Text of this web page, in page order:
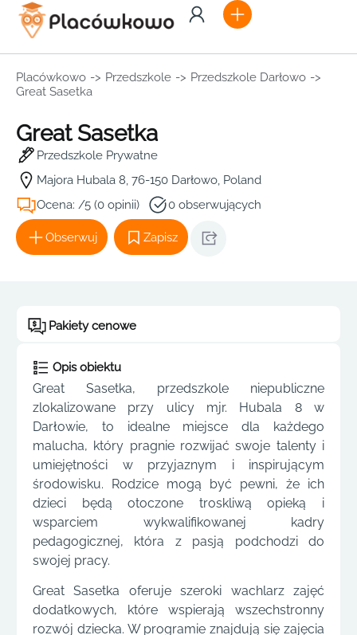
Placówkowo -> Przedszkole -> Przedszkole Darłowo ->
Great Sasetka
Great Sasetka
Przedszkole Prywatne
Majora Hubala 8, 76-150 Darłowo, Poland
Ocena: /5 (0 opinii)
0 obserwujących
Obserwuj Zapisz
Pakiety cenowe
Opis obiektu
Great Sasetka, przedszkole niepubliczne
zlokalizowane przy ulicy mjr. Hubala 8 w
Darłowie, to idealne miejsce dla każdego
malucha, który pragnie rozwijać swoje talenty i
umiejętności w przyjaznym i inspirującym
środowisku. Rodzice mogą być pewni, że ich
dzieci będą otoczone troskliwą opieką i
wsparciem wykwalifikowanej kadry
pedagogicznej, która z pasją podchodzi do
swojej pracy.
Great Sasetka oferuje szeroki wachlarz zajęć
dodatkowych, które wspierają wszechstronny
rozwój dziecka. W programie znajdują się zajęcia